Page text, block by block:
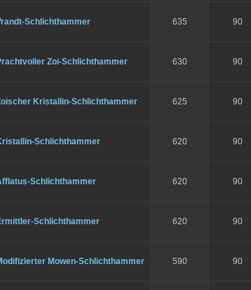
Schlichthammer 635 90
Zoi-Schlichthammer 630 90
Kristallin-Schlichthammer 625 90
Schlichthammer 620 90
Schlichthammer 620 90
Schlichthammer 620 90
Mowen-Schlichthammer 590 90